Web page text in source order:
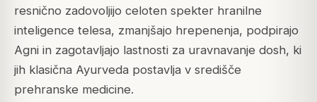
resnično zadovoljijo celoten spekter hranilne
inteligence telesa, zmanjšajo hrepenenja, podpirajo
Agni in zagotavljajo lastnosti za uravnavanje dosh, ki
jih klasična Ayurveda postavlja v središče
prehranske medicine.